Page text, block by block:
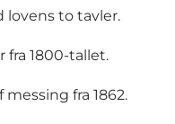
lovens to tavler.
fra 1800-tallet.
fra 1862.